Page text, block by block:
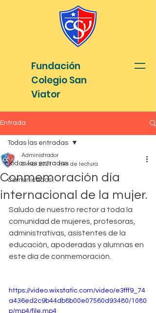
Fundación
Colegio San
Viator
Entrada
Todas las entradas
Comunicados
Todas las entradas
Conmemoración día
internacional de la mujer.
Administrador
8 mar 2021 1 min de lectura
Saludo de nuestro rector a toda la
comunidad de mujeres, profesoras,
administrativas, asistentes de la
educación, apoderadas y alumnas en
este día de conmemoración.
https://video.wixstatic.com/video/e3fff9_74
a436ed2c9b44db8b00e07560d93480/1080
p/mp4/file.mp4